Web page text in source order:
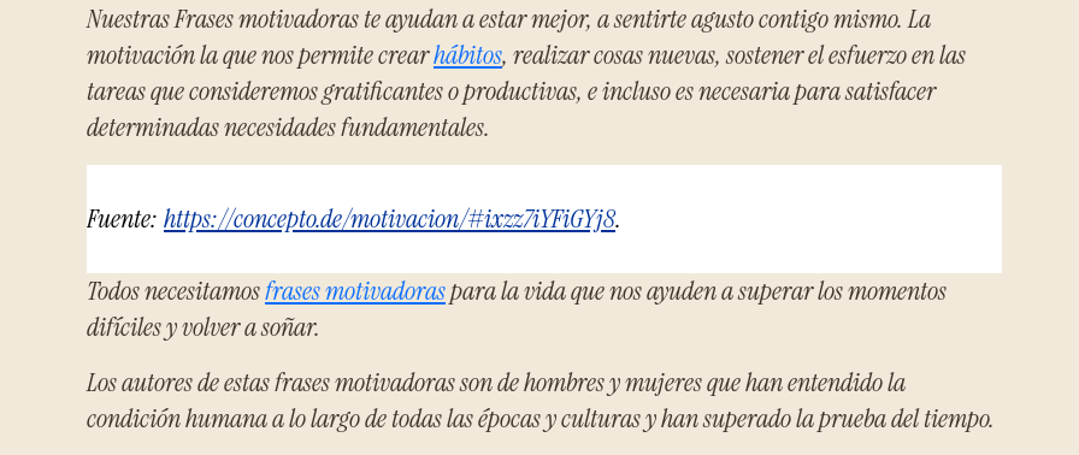
Nuestras Frases motivadoras te ayudan a estar mejor, a sentirte agusto contigo mismo. La
motivación la que nos permite crearhábitos, realizar cosas nuevas, sostener el esfuerzo en las
tareas que consideremos gratificantes o productivas, e incluso es necesaria para satisfacer
determinadas necesidades fundamentales.
Fuente: https://concepto.de/motivacion/#ixzz7iYFiGYj8.
Todos necesitamosfrases motivadoraspara la vida que nos ayuden a superar los momentos
difíciles y volver a soñar.
Los autores de estas frases motivadoras son de hombres y mujeres que han entendido la
condición humana a lo largo de todas las épocas y culturas y han superado la prueba del tiempo.